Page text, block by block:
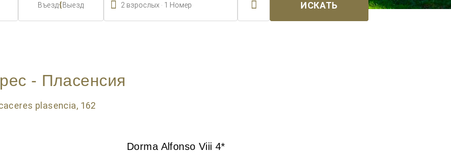
Въезд{Выезд  2 взрослых 1 Номер  ИСКАТЬ
- Пласенсия
Dorma Alfonso Viii 4*